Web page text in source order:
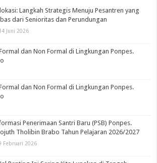
Langkah Strategis Menuju Pesantren yang
dari Senioritas dan Perundungan
Juni 2026
dan Non Formal di Lingkungan Ponpes.
dan Non Formal di Lingkungan Ponpes.
Penerimaan Santri Baru (PSB) Ponpes.
Tholibin Brabo Tahun Pelajaran 2026/2027
Februari 2026